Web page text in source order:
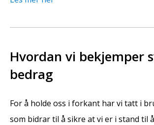
Hvordan vi bekjemper
bedrag
For å holde oss i forkant har vi tatt i
som bidrar til å sikre at vi er i stand til